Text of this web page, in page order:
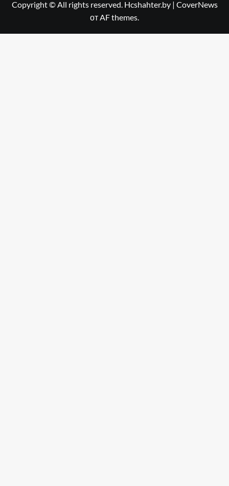
Copyright © All rights reserved. Hcshahter.by | CoverNews
от AF themes.